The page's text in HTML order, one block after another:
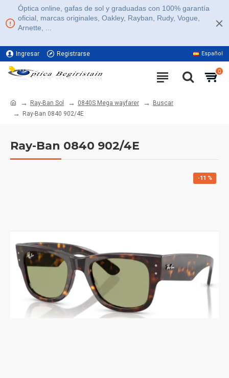
Óptica online, gafas de sol y graduadas con 100% garantía
oficial, marcas originales, Oakley, Rayban, Rudy, Vogue,
Arnette, ...
Ingresar Registrarse
11% DE DESCUENTO EN TODA LA WEB
Español
0
Ray-Ban Sol 0840S Mega wayfarer
Buscar
Ray-Ban 0840 902/4E
Ray-Ban 0840 902/4E
-11 %